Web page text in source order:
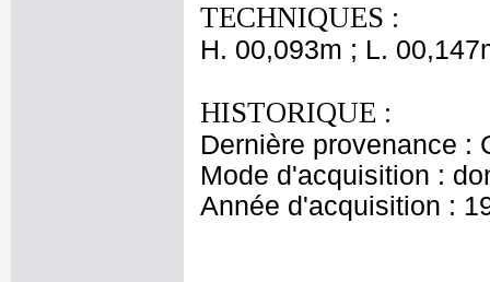
TECHNIQUES :
H. 00,093m ; L.
HISTORIQUE :
Dernière provenance :
Mode d'acquisition :
Année d'acquisition :